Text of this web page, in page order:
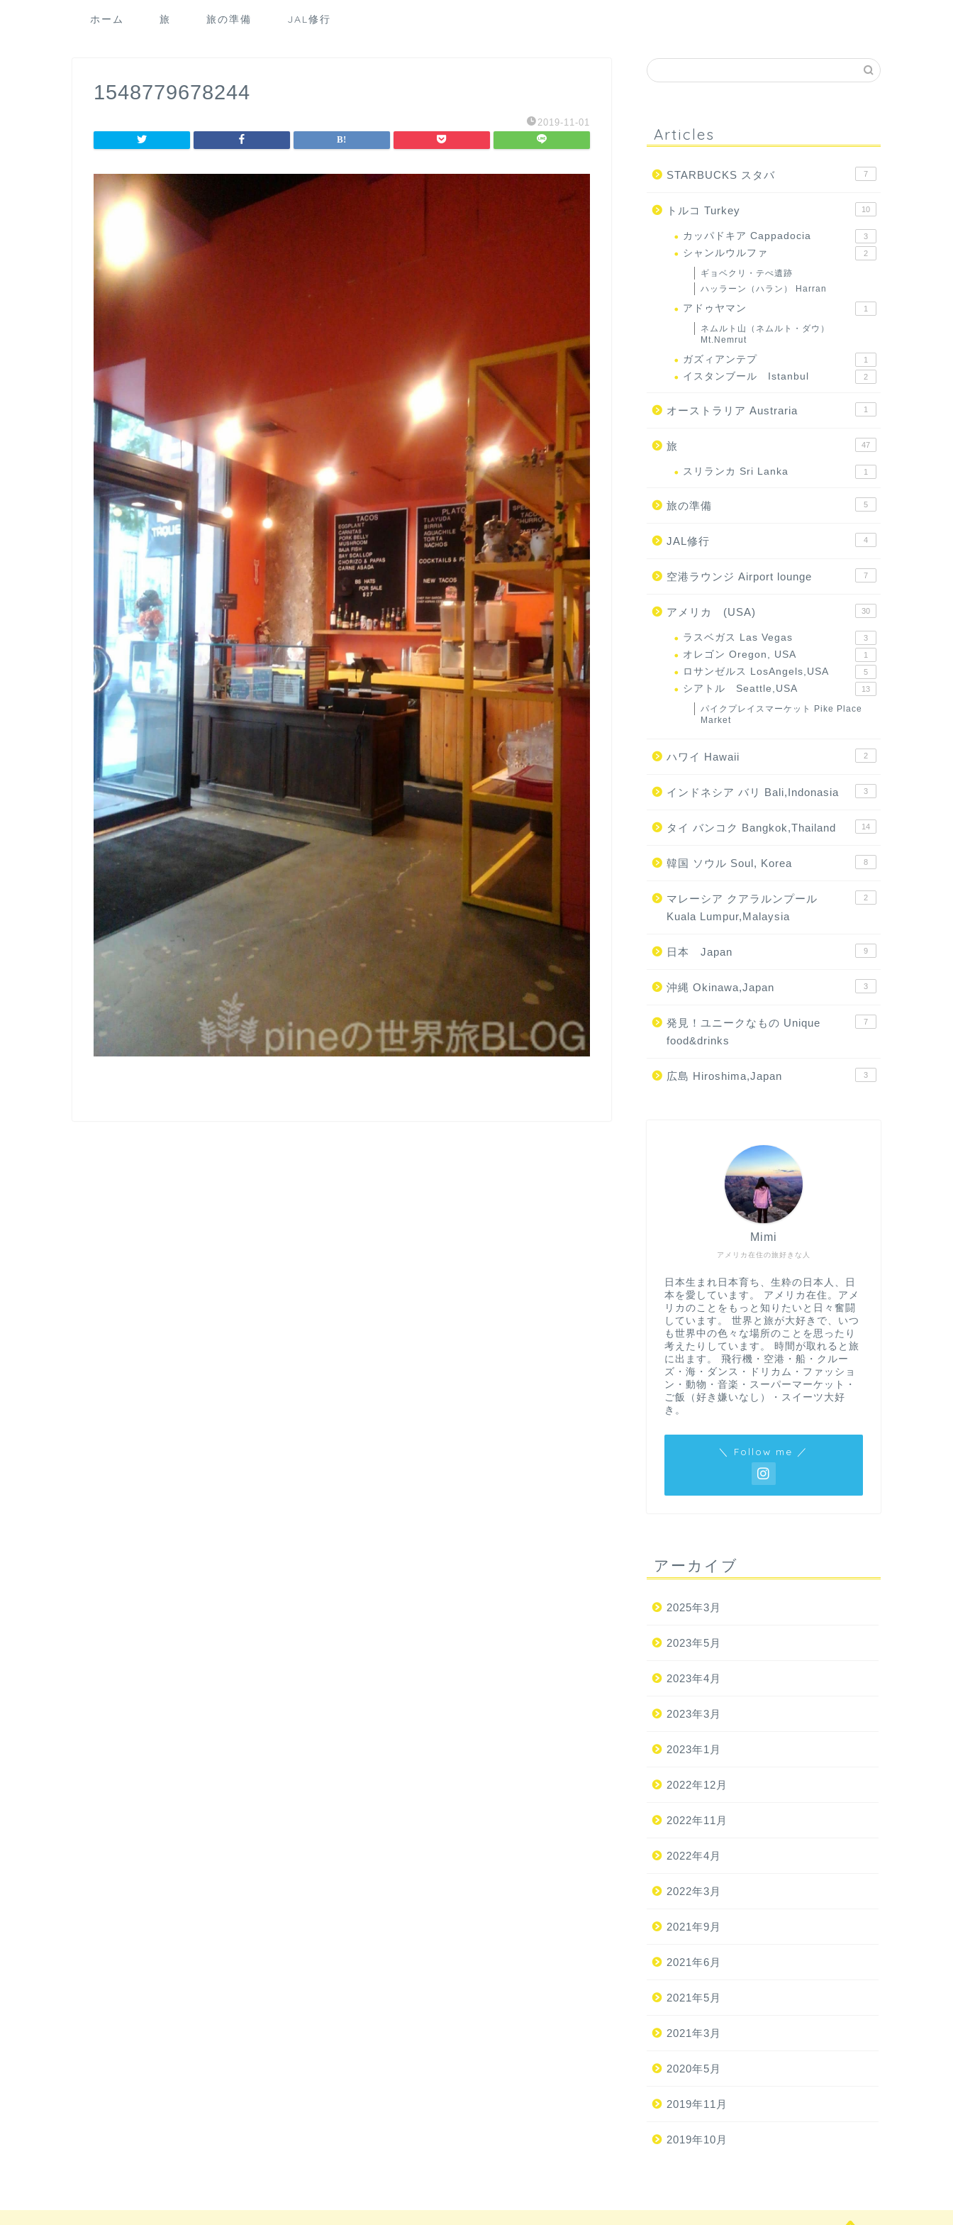
ホーム 旅 旅の準備 JAL修行
1548779678244
2019-11-01
Articles
STARBUCKS スタバ 7
トルコ Turkey 10
カッパドキア Cappadocia 3
シャンルウルファ 2
ギョベクリ・テぺ遺跡
ハッラーン（ハラン） Harran
アドゥヤマン 1
ネムルト山（ネムルト・ダウ）
Mt.Nemrut
ガズィアンテプ 1
イスタンブール Istanbul 2
オーストラリア Austraria 1
旅 47
スリランカ Sri Lanka 1
旅の準備 5
JAL修行 4
空港ラウンジ Airport lounge 7
アメリカ (USA) 30
ラスベガス Las Vegas 3
オレゴン Oregon, USA 1
ロサンゼルス LosAngels,USA 5
シアトル Seattle,USA 13
パイクプレイスマーケット Pike Place
Market
ハワイ Hawaii 2
インドネシア バリ Bali,Indonasia 3
タイ バンコク Bangkok,Thailand 14
韓国 ソウル Soul, Korea 8
マレーシア クアラルンプール
Kuala Lumpur,Malaysia
2
日本 Japan 9
沖縄 Okinawa,Japan 3
発見！ユニークなもの Unique
food&drinks
7
広島 Hiroshima,Japan 3
アメリカ在住の旅好きな人
Mimi
日本生まれ日本育ち、生粋の日本人、日
本を愛しています。 アメリカ在住。アメ
リカのことをもっと知りたいと日々奮闘
しています。 世界と旅が大好きで、いつ
も世界中の色々な場所のことを思ったり
考えたりしています。 時間が取れると旅
に出ます。 飛行機・空港・船・クルー
ズ・海・ダンス・ドリカム・ファッショ
ン・動物・音楽・スーパーマーケット・
ご飯（好き嫌いなし）・スイーツ大好
き。
＼ Follow me ／
アーカイブ
2025年3月
2023年5月
2023年4月
2023年3月
2023年1月
2022年12月
2022年11月
2022年4月
2022年3月
2021年9月
2021年6月
2021年5月
2021年3月
2020年5月
2019年11月
2019年10月